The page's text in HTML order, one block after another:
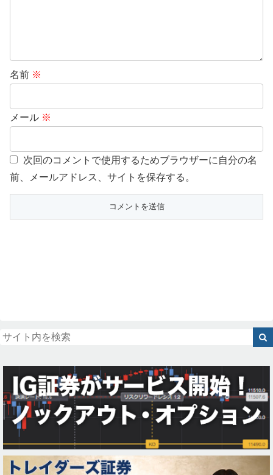
名前 ※
メール ※
次回のコメントで使用するためブラウザーに自分の名
前、メールアドレス、サイトを保存する。